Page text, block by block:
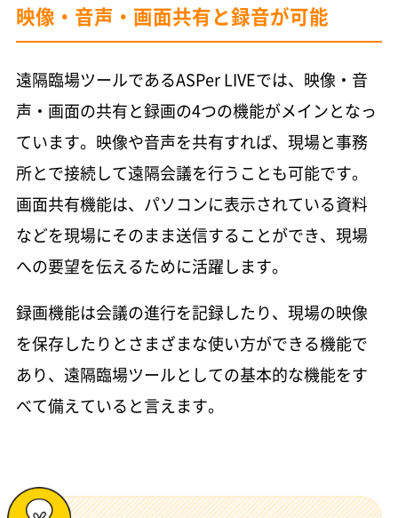
映像・音声・画面共有と録音が可能
遠隔臨場ツールであるASPer LIVEでは、映像・音
声・画面の共有と録画の4つの機能がメインとなっ
ています。映像や音声を共有すれば、現場と事務
所とで接続して遠隔会議を行うことも可能です。
画面共有機能は、パソコンに表示されている資料
などを現場にそのまま送信することができ、現場
への要望を伝えるために活躍します。
録画機能は会議の進行を記録したり、現場の映像
を保存したりとさまざまな使い方ができる機能で
あり、遠隔臨場ツールとしての基本的な機能をす
べて備えていると言えます。